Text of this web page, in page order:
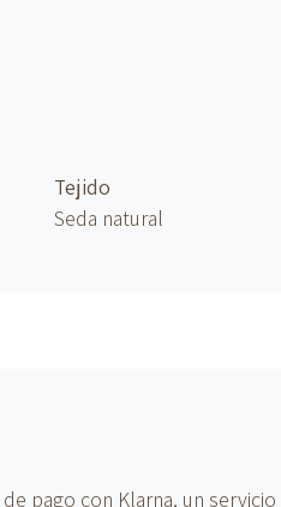
Tejido
Seda natural
pago con Klarna, un